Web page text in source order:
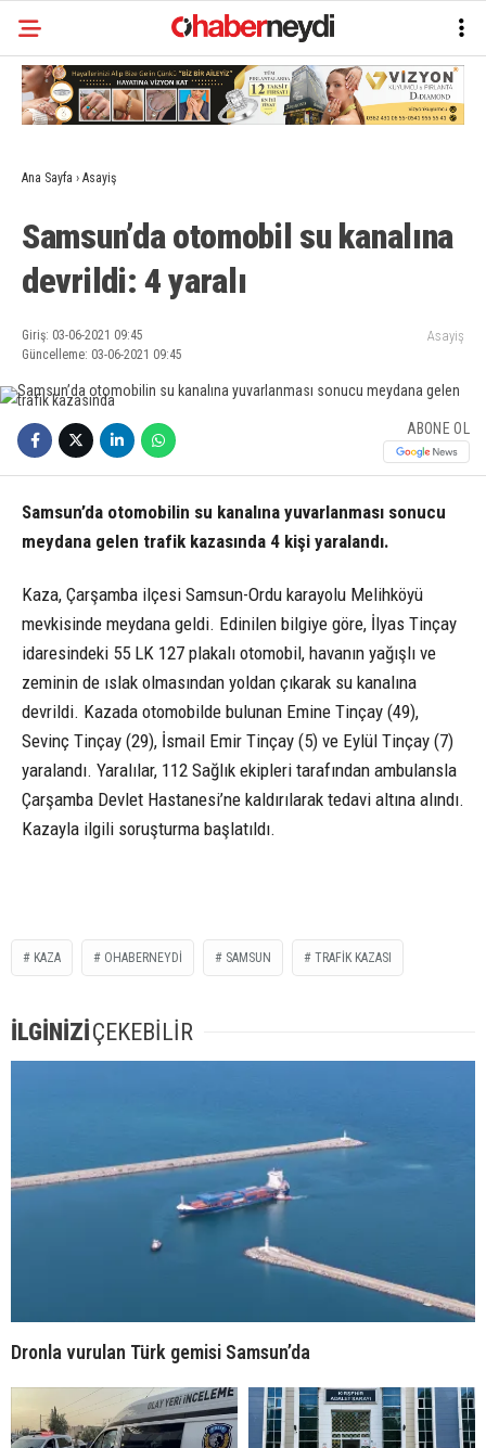
Ana Sayfa › Asayiş
Samsun’da otomobil su kanalına
devrildi: 4 yaralı
Giriş: 03-06-2021 09:45
Güncelleme: 03-06-2021 09:45
Asayiş
ABONE OL
Samsun’da otomobilin su kanalına yuvarlanması sonucu
meydana gelen trafik kazasında 4 kişi yaralandı.
Kaza, Çarşamba ilçesi Samsun-Ordu karayolu Melihköyü
mevkisinde meydana geldi. Edinilen bilgiye göre, İlyas Tinçay
idaresindeki 55 LK 127 plakalı otomobil, havanın yağışlı ve
zeminin de ıslak olmasından yoldan çıkarak su kanalına
devrildi. Kazada otomobilde bulunan Emine Tinçay (49),
Sevinç Tinçay (29), İsmail Emir Tinçay (5) ve Eylül Tinçay (7)
yaralandı. Yaralılar, 112 Sağlık ekipleri tarafından ambulansla
Çarşamba Devlet Hastanesi’ne kaldırılarak tedavi altına alındı.
Kazayla ilgili soruşturma başlatıldı.
KAZA OHABERNEYDİ SAMSUN TRAFIK KAZASI
İLGİNİZİÇEKEBİLİR
Dronla vurulan Türk gemisi Samsun’da